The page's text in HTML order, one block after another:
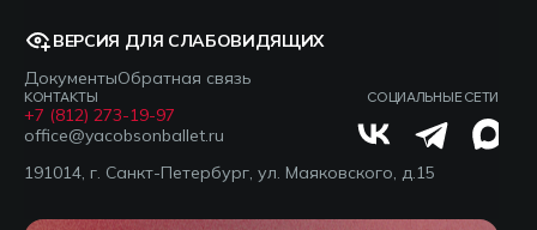
ВЕРСИЯ ДЛЯ СЛАБОВИДЯЩИХ
ДокументыОбратная связь
КОНТАКТЫ
+7 (812) 273-19-97
office@yacobsonballet.ru
СОЦИАЛЬНЫЕ СЕТИ
191014, г. Санкт-Петербург, ул. Маяковского, д.15